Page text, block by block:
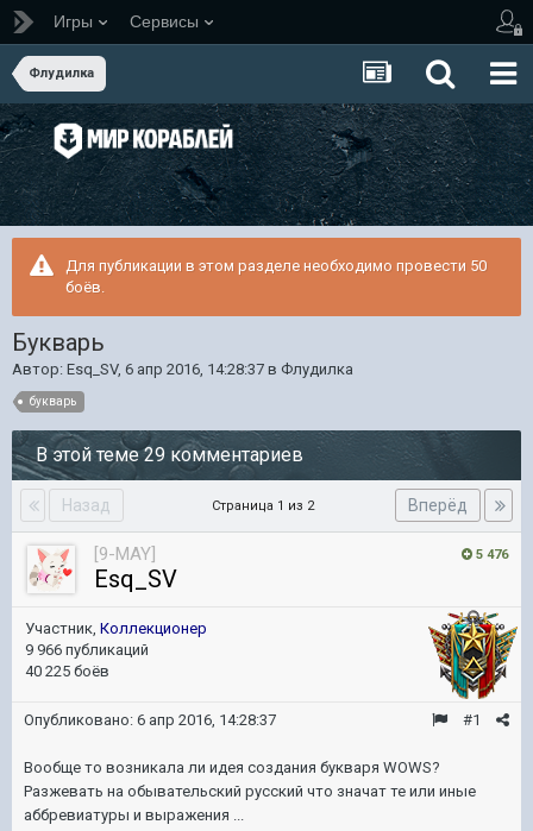
Игры Сервисы
Флудилка
Для публикации в этом разделе необходимо провести 50
боёв.
Букварь
Автор: Esq_SV, 6 апр 2016, 14:28:37 в Флудилка
букварь
В этой теме 29 комментариев
Назад Вперёд
Страница 1 из 2
5 476
[9-MAY]
Esq_SV
Участник, Коллекционер
9 966 публикаций
40 225 боёв
#1
Опубликовано: 6 апр 2016, 14:28:37
Вообще то возникала ли идея создания букваря WOWS?
Разжевать на обывательский русский что значат те или иные
аббревиатуры и выражения ...